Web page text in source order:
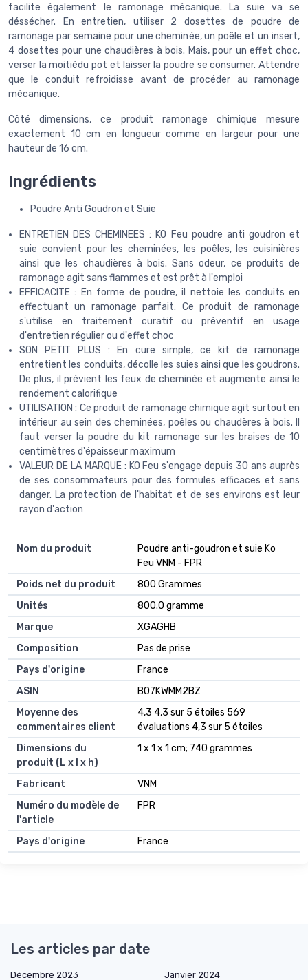
facilite également le ramonage mécanique. La suie va se
déssécher. En entretien, utiliser 2 dosettes de poudre de
ramonage par semaine pour une cheminée, un poêle et un insert,
4 dosettes pour une chaudières à bois. Mais, pour un effet choc,
verser la moitiédu pot et laisser la poudre se consumer. Attendre
que le conduit refroidisse avant de procéder au ramonage
mécanique.
Côté dimensions, ce produit ramonage chimique mesure
exactement 10 cm en longueur comme en largeur pour une
hauteur de 16 cm.
Ingrédients
Poudre Anti Goudron et Suie
ENTRETIEN DES CHEMINEES : KO Feu poudre anti goudron et
suie convient pour les cheminées, les poêles, les cuisinières
ainsi que les chaudières à bois. Sans odeur, ce produits de
ramonage agit sans flammes et est prêt à l'emploi
EFFICACITE : En forme de poudre, il nettoie les conduits en
effectuant un ramonage parfait. Ce produit de ramonage
s'utilise en traitement curatif ou préventif en usage
d'entretien régulier ou d'effet choc
SON PETIT PLUS : En cure simple, ce kit de ramonage
entretient les conduits, décolle les suies ainsi que les goudrons.
De plus, il prévient les feux de cheminée et augmente ainsi le
rendement calorifique
UTILISATION : Ce produit de ramonage chimique agit surtout en
intérieur au sein des cheminées, poêles ou chaudères à bois. Il
faut verser la poudre du kit ramonage sur les braises de 10
centimètres d'épaisseur maximum
VALEUR DE LA MARQUE : KO Feu s'engage depuis 30 ans auprès
de ses consommateurs pour des formules efficaces et sans
danger. La protection de l'habitat et de ses environs est leur
rayon d'action
Nom du produit
‎Poudre anti-goudron et suie Ko
Feu VNM - FPR
Poids net du produit
‎800 Grammes
Unités
‎800.0 gramme
Marque
‎XGAGHB
Composition
‎Pas de prise
Pays d'origine
‎France
ASIN
B07KWMM2BZ
Moyenne des
commentaires client
4,3 4,3 sur 5 étoiles 569
évaluations 4,3 sur 5 étoiles
Dimensions du
produit (L x l x h)
1 x 1 x 1 cm; 740 grammes
Fabricant
VNM
Numéro du modèle de
l'article
FPR
Pays d'origine France
Les articles par date
Décembre 2023 Janvier 2024